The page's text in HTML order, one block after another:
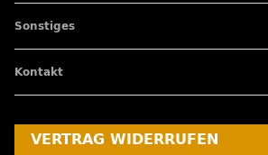
Sonstiges
Kontakt
VERTRAG WIDERRUFEN